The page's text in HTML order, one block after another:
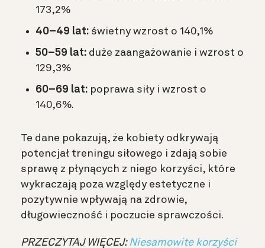
173,2%
40–49 lat: świetny wzrost o 140,1%
50–59 lat: duże zaangażowanie i wzrost o
129,3%
60–69 lat: poprawa siły i wzrost o
140,6%.
Te dane pokazują, że kobiety odkrywają
potencjał treningu siłowego i zdają sobie
sprawę z płynących z niego korzyści, które
wykraczają poza względy estetyczne i
pozytywnie wpływają na zdrowie,
długowieczność i poczucie sprawczości.
PRZECZYTAJ WIĘCEJ: Niesamowite korzyści